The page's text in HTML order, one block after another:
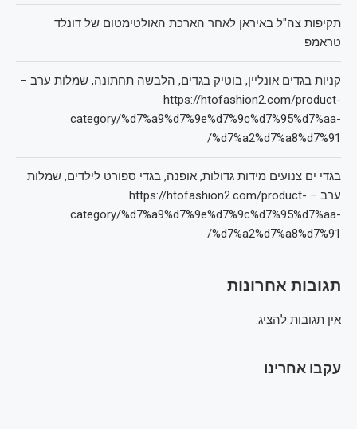
תקיפות צה"ל באיראן לאחר הארכת האולטימטום של דונלד
טראמפ
קניות בגדים אונליין, בוטיק בגדים, הלבשה תחתונה, שמלות ערב –
https://htofashion2.com/product-
category/%d7%a9%d7%9e%d7%9c%d7%95%d7%aa-
%d7%a2%d7%a8%d7%91/
בגדי ים צנועים מידות גדולות, אופנה, בגדי ספורט לילדים, שמלות
ערב – https://htofashion2.com/product-
category/%d7%a9%d7%9e%d7%9c%d7%95%d7%aa-
%d7%a2%d7%a8%d7%91/
תגובות אחרונות
אין תגובות להציג.
עקבו אחרינו